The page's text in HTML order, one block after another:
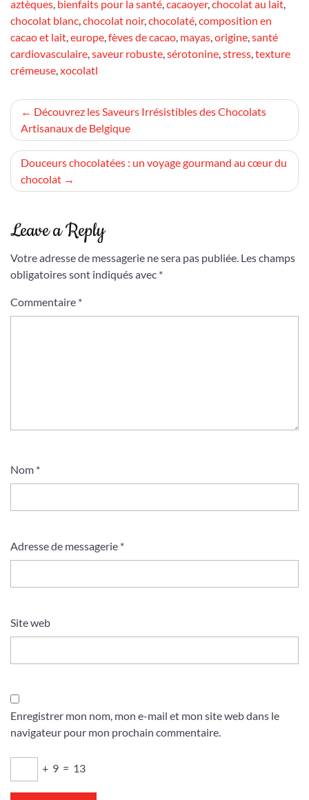
aztèques, bienfaits pour la santé,cacaoyer,chocolat au lait,
chocolat blanc,chocolat noir,chocolaté,composition en
cacao et lait,europe,fèves de cacao, mayas,origine,santé
cardiovasculaire,saveur robuste,sérotonine,stress,texture
crémeuse,xocolatl
Navigation
de
l’article
Découvrez les Saveurs Irrésistibles des Chocolats
Artisanaux de Belgique
Douceurs chocolatées : un voyage gourmand au cœur du
chocolat
Leave a Reply
Votre adresse de messagerie ne sera pas publiée. Les champs
obligatoires sont indiqués avec *
Commentaire *
Nom *
Adresse de messagerie *
Site web
Enregistrer mon nom, mon e-mail et mon site web dans le
navigateur pour mon prochain commentaire.
+ 9 = 13